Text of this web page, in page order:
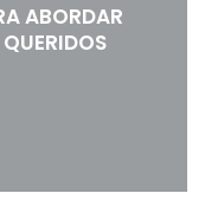
ABORDAR
QUERIDOS